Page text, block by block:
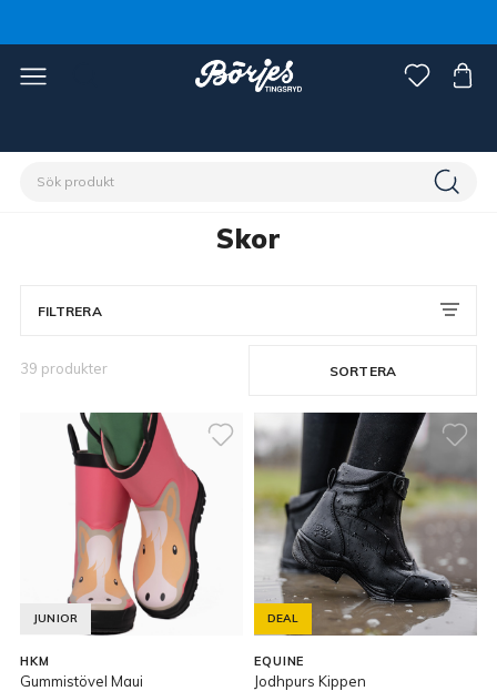
Skor
FILTRERA
SORTERA
39 produkter
JUNIOR
HKM
Gummistövel Maui
DEAL
EQUINE
Jodhpurs Kippen